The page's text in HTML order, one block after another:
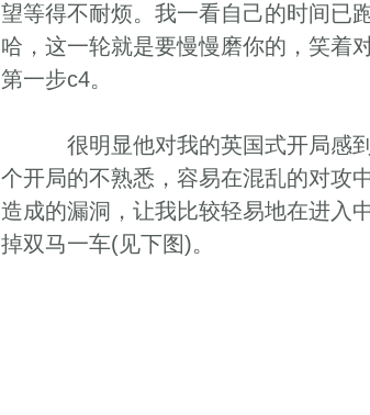
望等得不耐烦。我一看自己的时间已
哈，这一轮就是要慢慢磨你的，笑着
第一步c4。
个开局的不熟悉，容易在混乱的对攻
造成的漏洞，让我比较轻易地在进入
掉双马一车(见下图)。